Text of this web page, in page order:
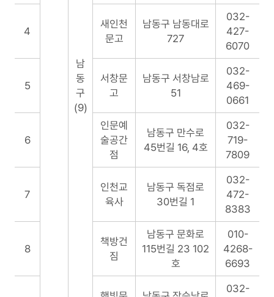
남
동
구
(9)
4
새인천
문고
남동구 남동대로
727
032-
427-
6070
5
서창문
고
남동구 서창남로
51
032-
469-
0661
6
인문예
술공간
점
남동구 만수로
45번길 16, 4호
032-
719-
7809
7
인천교
육사
남동구 독점로
30번길 1
032-
472-
8383
8
책방건
짐
남동구 문화로
115번길 23 102
호
010-
4268-
6693
032-